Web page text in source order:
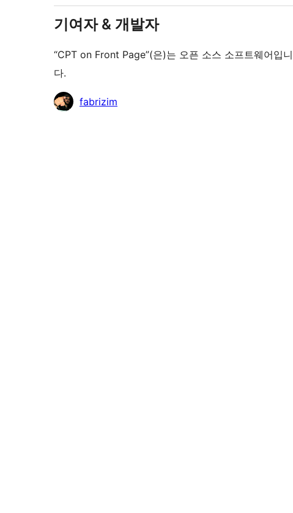
기여자 & 개발자
“CPT on Front Page”(은)는 오픈 소스 소프트웨어입
다.
기
fabrizim